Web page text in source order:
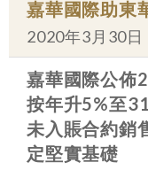
嘉華國際助東
2020年3月30日
嘉華國際公佈
按年升5%至
未入賬合約銷
定堅實基礎